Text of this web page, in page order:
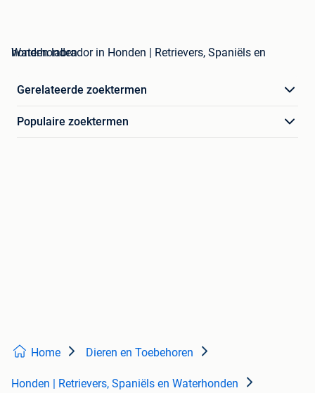
honden labrador in Honden | Retrievers, Spaniëls en Waterhonden
Gerelateerde zoektermen
Populaire zoektermen
Home Dieren en Toebehoren
Honden | Retrievers, Spaniëls en Waterhonden